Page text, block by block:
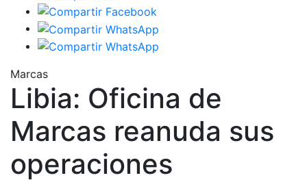
Marcas
Libia: Oficina de
Marcas reanuda sus
operaciones